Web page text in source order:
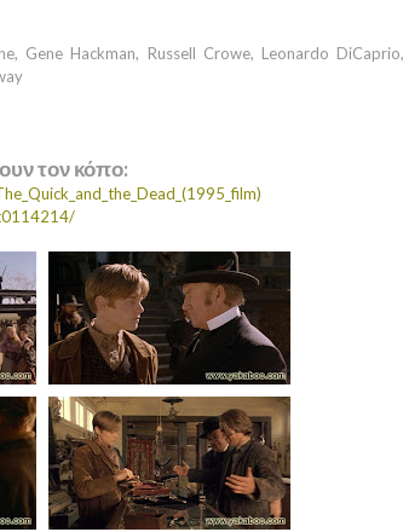
Gene Hackman, Russell Crowe, Leonardo
τον κόπο: